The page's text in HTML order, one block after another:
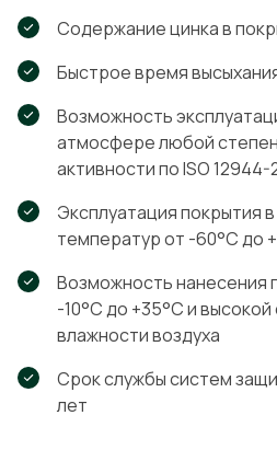
Содержание цинка в
Быстрое время
Возможность
атмосфере любой
активности по ISO
Эксплуатация покрытия
температур от -60°С до
Возможность нанесения
-10°С до +35°С и
влажности воздуха
Срок службы систем
лет